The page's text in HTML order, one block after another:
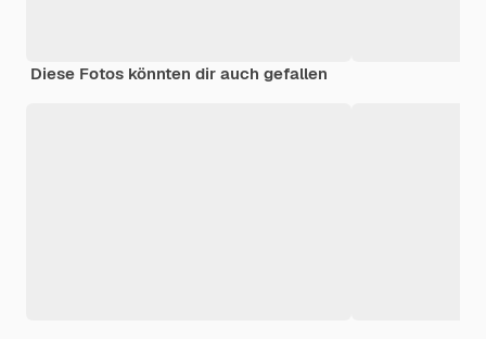
Diese Fotos könnten dir auch gefallen